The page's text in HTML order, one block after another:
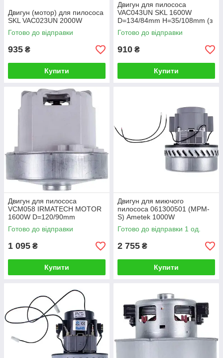
Двигун (мотор) для пилососа
SKL VAC023UN 2000W
Готово до відправки
935 ₴
Купити
Двигун для пилососа
VAC043UN SKL 1600W
D=134/84mm H=35/108mm (з
виступом)
Готово до відправки
910 ₴
Купити
Двигун для пилососа
VCM058 IRMATECH MOTOR
1600W D=120/90mm
H=31/117mm (з виступом)
Готово до відправки
1 095 ₴
Купити
Двигун для миючого
пилососа 061300501 (MPM-
S) Ametek 1000W
D=144/79mm H=69/169mm
(універсальний)
Готово до відправки 1 од.
2 755 ₴
Купити